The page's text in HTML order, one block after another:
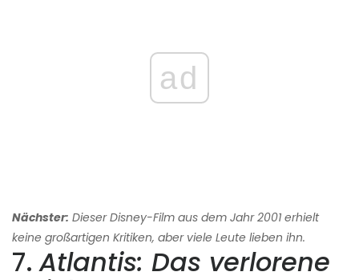
ad
Nächster: Dieser Disney-Film aus dem Jahr 2001 erhielt
keine großartigen Kritiken, aber viele Leute lieben ihn.
7.Atlantis: Das verlorene